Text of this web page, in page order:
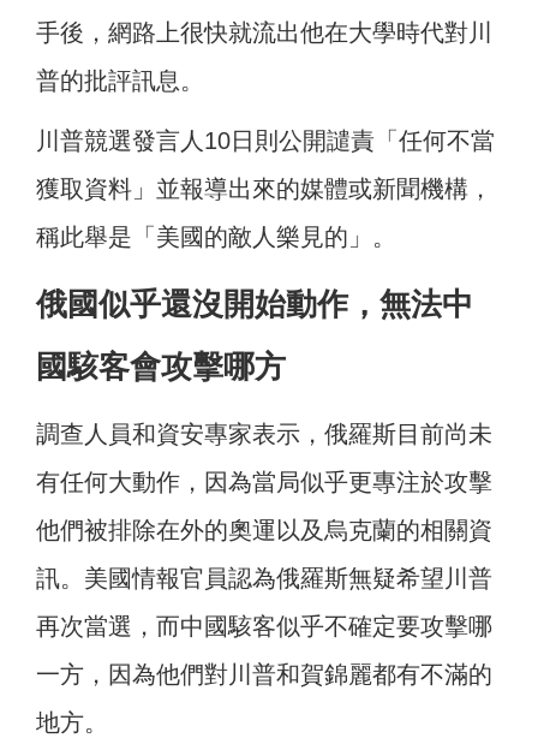
手後，網路上很快就流出他在大學時代對川
普的批評訊息。
川普競選發言人10日則公開譴責「任何不當
獲取資料」並報導出來的媒體或新聞機構，
稱此舉是「美國的敵人樂見的」。
俄國似乎還沒開始動作，無法中
國駭客會攻擊哪方
調查人員和資安專家表示，俄羅斯目前尚未
有任何大動作，因為當局似乎更專注於攻擊
他們被排除在外的奧運以及烏克蘭的相關資
訊。美國情報官員認為俄羅斯無疑希望川普
再次當選，而中國駭客似乎不確定要攻擊哪
一方，因為他們對川普和賀錦麗都有不滿的
地方。